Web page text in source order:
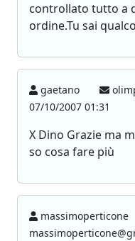
controllato tutto a
ordine.Tu sai
gaetano
07/10/2007 01:31
X Dino Grazie ma
so cosa fare più
massimoperticone